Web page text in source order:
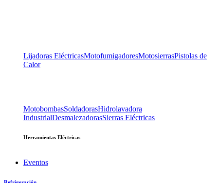
Lijadoras EléctricasMotofumigadoresMotosierrasPistolas de
Calor
MotobombasSoldadorasHidrolavadora
IndustrialDesmalezadorasSierras Eléctricas
Herramientas Eléctricas
Eventos